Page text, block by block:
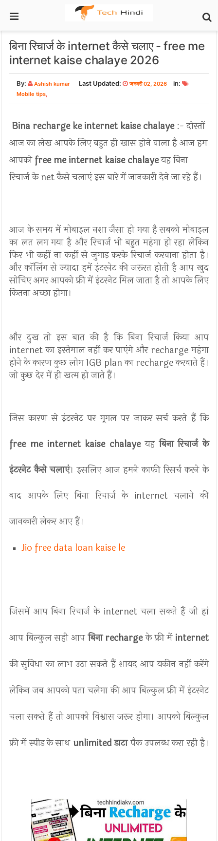
बिना रिचार्ज के internet कैसे चलाए - free me
internet kaise chalaye 2026
By: Ashish kumar Last Updated: जनवरी 02, 2026 in:
Mobile tips,
Bina recharge ke internet kaise chalaye:- दोस्तों
आज का लेख आपके लिए बहुत ही खास होने वाला है आज हम
आपकोfree me internet kaise chalayeयह बिना
रिचार्ज के net कैसे चलाएं इस बारे में जानकारी देने जा रहे हैं।
आज के समय में मोबाइल नशा जैसा हो गया है सबको मोबाइल
का लत लग गया है और रिचार्ज भी बहुत महंगा हो रहा लेकिन
फिर भी कहीं ना कहीं से जुगाड़ करके रिचार्ज करवाना होता है।
और कॉलिंग से ज्यादा हमें इंटरनेट की जरूरत होती है आप खुद
सोचिए अगर आपको फ्री में इंटरनेट मिल जाता है तो आपके लिए
कितना अच्छा होगा।
और दुख तो इस बात की है कि बिना रिचार्ज किया आप
internet का इस्तेमाल नहीं कर पाएंगे और recharge महंगा
होने के कारण कुछ लोग 1GB plan का recharge करवाते हैं।
जो कुछ देर में ही खत्म हो जाते हैं।
जिस कारण से इंटरनेट पर गूगल पर जाकर सर्च करते हैं कि
free me internet kaise chalayeयहबिना रिचार्ज के
इंटरनेट कैसे चलाएं। इसलिए आज हमने काफी रिसर्च करने के
बाद आपके लिए बिना रिचार्ज के internet चलाने की
जानकारी लेकर आए हैं।
Jio free data loan kaise le
जिसमें आप बिना रिचार्ज के internet चला सकते हैं जी हां
आप बिल्कुल सही आपबिना rechargeके फ्री में internet
की सुविधा का लाभ उठा सकते हैं शायद आप यकीन नहीं करेंगे
लेकिन जब आपको पता चलेगा की आप बिल्कुल फ्री में इंटरनेट
चला सकते हैं तो आपको विश्वास जरूर होगा। आपको बिल्कुल
फ्री में स्पीड के साथ unlimited डाटापैक उपलब्ध करा रही है।